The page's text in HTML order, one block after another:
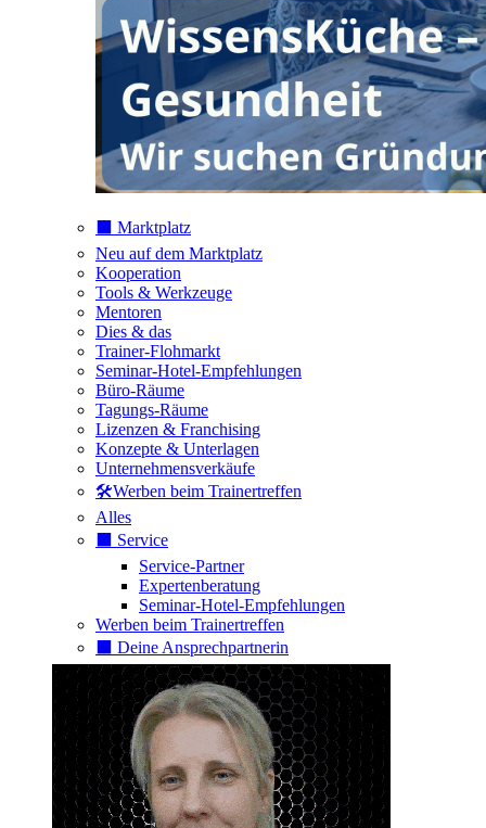
⬛️ Marktplatz
Neu auf dem Marktplatz
Kooperation
Tools & Werkzeuge
Mentoren
Dies & das
Trainer-Flohmarkt
Seminar-Hotel-Empfehlungen
Büro-Räume
Tagungs-Räume
Lizenzen & Franchising
Konzepte & Unterlagen
Unternehmensverkäufe
🛠️Werben beim Trainertreffen
Alles
⬛️ Service
Service-Partner
Expertenberatung
Seminar-Hotel-Empfehlungen
Werben beim Trainertreffen
⬛️ Deine Ansprechpartnerin